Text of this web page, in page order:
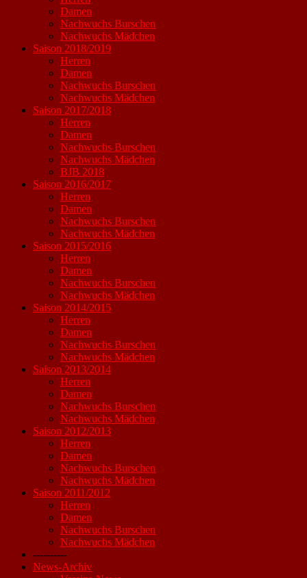
Damen
Nachwuchs Burschen
Nachwuchs Mädchen
Saison 2018/2019
Herren
Damen
Nachwuchs Burschen
Nachwuchs Mädchen
Saison 2017/2018
Herren
Damen
Nachwuchs Burschen
Nachwuchs Mädchen
BJB 2018
Saison 2016/2017
Herren
Damen
Nachwuchs Burschen
Nachwuchs Mädchen
Saison 2015/2016
Herren
Damen
Nachwuchs Burschen
Nachwuchs Mädchen
Saison 2014/2015
Herren
Damen
Nachwuchs Burschen
Nachwuchs Mädchen
Saison 2013/2014
Herren
Damen
Nachwuchs Burschen
Nachwuchs Mädchen
Saison 2012/2013
Herren
Damen
Nachwuchs Burschen
Nachwuchs Mädchen
Saison 2011/2012
Herren
Damen
Nachwuchs Burschen
Nachwuchs Mädchen
----------
News-Archiv